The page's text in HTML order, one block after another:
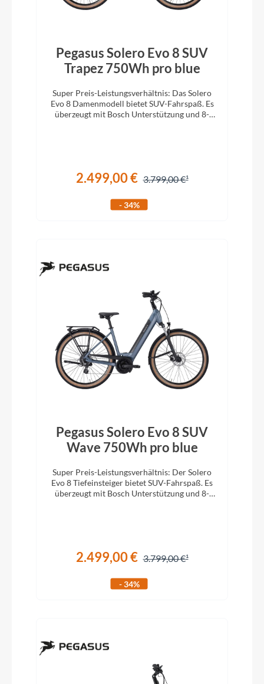
Pegasus Solero Evo 8 SUV
Trapez 750Wh pro blue
Super Preis-Leistungsverhältnis: Das Solero
Evo 8 Damenmodell bietet SUV-Fahrspaß. Es
überzeugt mit Bosch Unterstützung und 8-
2.499,00 € 3.799,00 €
- 34%
Pegasus Solero Evo 8 SUV
Wave 750Wh pro blue
Super Preis-Leistungsverhältnis: Der Solero
Evo 8 Tiefeinsteiger bietet SUV-Fahrspaß. Es
überzeugt mit Bosch Unterstützung und 8-
2.499,00 € 3.799,00 €
- 34%